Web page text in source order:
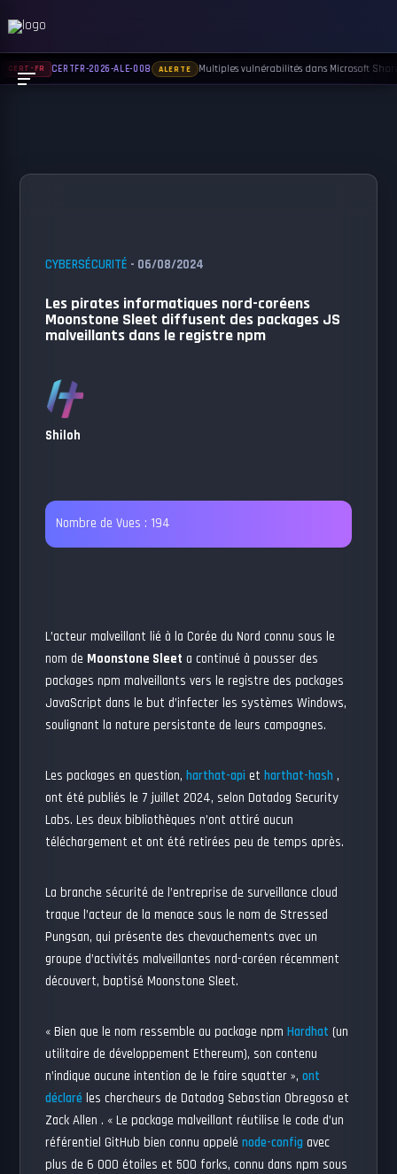
CYBERSÉCURITÉ - 06/08/2024
Les pirates informatiques nord-coréens
Moonstone Sleet diffusent des packages JS
malveillants dans le registre npm
Shiloh
Nombre de Vues : 194
L’acteur malveillant lié à la Corée du Nord connu sous le
nom de Moonstone Sleet a continué à pousser des
packages npm malveillants vers le registre des packages
JavaScript dans le but d’infecter les systèmes Windows,
soulignant la nature persistante de leurs campagnes.
Les packages en question,harthat-api etharthat-hash ,
ont été publiés le 7 juillet 2024, selon Datadog Security
Labs. Les deux bibliothèques n’ont attiré aucun
téléchargement et ont été retirées peu de temps après.
La branche sécurité de l’entreprise de surveillance cloud
traque l’acteur de la menace sous le nom de Stressed
Pungsan, qui présente des chevauchements avec un
groupe d’activités malveillantes nord-coréen récemment
découvert, baptisé Moonstone Sleet.
« Bien que le nom ressemble au package npmHardhat (un
utilitaire de développement Ethereum), son contenu
n’indique aucune intention de le faire squatter »,ont
déclaré les chercheurs de Datadog Sebastian Obregoso et
Zack Allen . « Le package malveillant réutilise le code d’un
référentiel GitHub bien connu appelénode-config avec
plus de 6 000 étoiles et 500 forks, connu dans npm sous
CERT-FR CERTFR-2026-ALE-008 ALERTE Multiples vulnérabilités dans Microsoft